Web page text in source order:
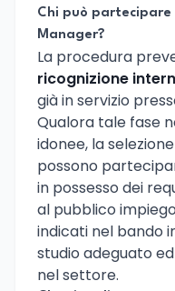
Chi può
Manager?
La procedura
ricognizione
già in servizio
Qualora tale fase
idonee, la
possono
in possesso dei
al pubblico
indicati nel bando
studio adeguato
nel settore.